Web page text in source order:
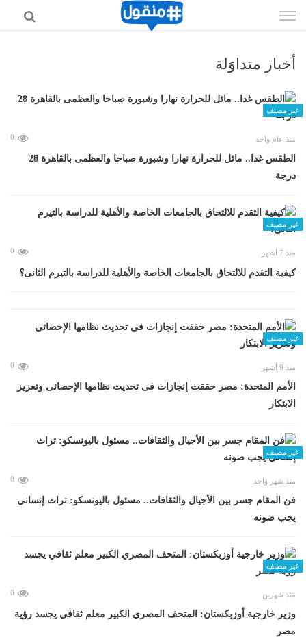
الى
أخبار متداوَلة
غير مصنف
منذ عام واحد 0
الطقس غدا.. مائل للحرارة نهارا وشبورة صباحا والعظمى بالقاهرة 28
درجة
غير مصنف
منذ 7 أشهر 0
كيفية التقدم للالتحاق بالجامعات الخاصة والأهلية للدراسة بالتيرم الثانى؟
غير مصنف
منذ 9 أشهر 0
الأمم المتحدة: مصر حققت إنجازات فى تحديث نظامها الإحصائى وتعزيز
الابتكار
غير مصنف
منذ شهر واحد 0
فن المقام جسر بين الأجيال والثقافات.. مسئول باليونسكو: تراث إنساني
يجب صونه
غير مصنف
منذ شهرين 0
وزير خارجية أوزبكستان: المتحف المصري الكبير معلم ثقافي يجسد رؤية
مصر